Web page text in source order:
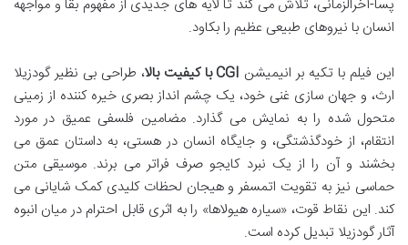
پسا-آخرالزمانی، تلاش می کند تا لایه های جدیدی از مفهوم بقا و مواجهه
انسان با نیروهای طبیعی عظیم را بکاود.
این فیلم با تکیه بر انیمیشن CGI با کیفیت بالا
، طراحی بی نظیر گودزیلا
ارث، و جهان سازی غنی خود، یک چشم انداز بصری خیره کننده از زمینی
متحول شده را به نمایش می گذارد. مضامین فلسفی عمیق در مورد
انتقام، از خودگذشتگی، و جایگاه انسان در هستی، به داستان عمق می
بخشند و آن را از یک نبرد کایجو صرف فراتر می برند. موسیقی متن
حماسی نیز به تقویت اتمسفر و هیجان لحظات کلیدی کمک شایانی می
کند. این نقاط قوت، «سیاره هیولاها» را به اثری قابل احترام در میان انبوه
آثار گودزیلا تبدیل کرده است.